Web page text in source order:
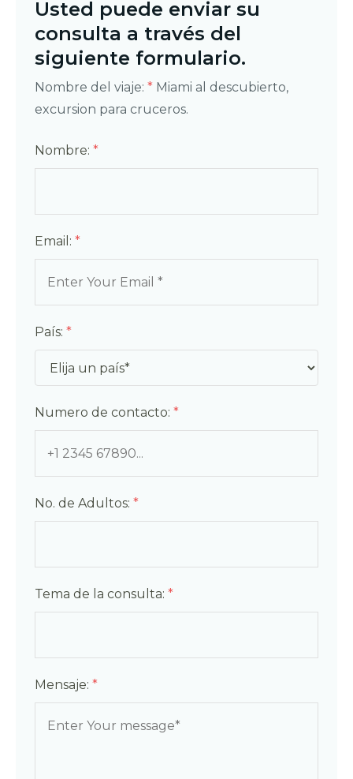
Usted puede enviar su
consulta a través del
siguiente formulario.
Nombre del viaje: * Miami al descubierto,
excursion para cruceros.
Nombre: *
Email: *
País: *
Numero de contacto: *
No. de Adultos: *
Tema de la consulta: *
Mensaje: *